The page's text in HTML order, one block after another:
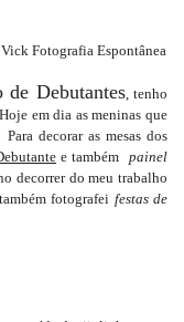
Fotografia Espontânea
de Debutantes, tenho
em dia as meninas que
decorar as mesas dos
e tambémpainel
decorrer do meu trabalho
fotografei festas de